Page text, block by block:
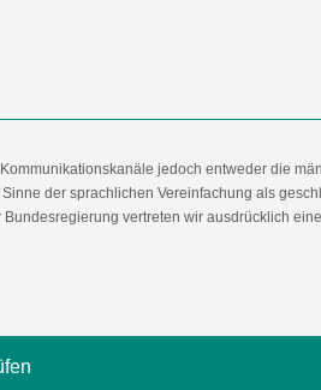
jedoch entweder die
der sprachlichen Vereinfachung als
vertreten wir ausdrücklich